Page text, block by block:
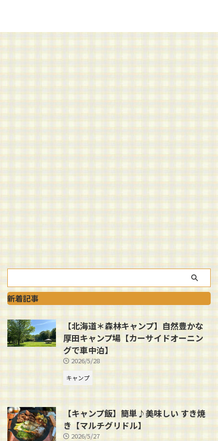
新着記事
【北海道＊森林キャンプ】自然豊かな
厚田キャンプ場【カーサイドオーニン
グで車中泊】
2026/5/28
キャンプ
【キャンプ飯】簡単♪美味しい すき焼
き【マルチグリドル】
2026/5/27